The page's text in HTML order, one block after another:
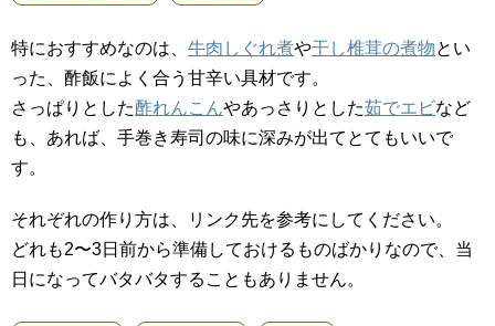
特におすすめなのは、 牛肉しぐれ煮や干し椎茸の煮物とい
った、酢飯によく合う甘辛い具材です。
さっぱりとした酢れんこんやあっさりとした茹でエビなど
も、あれば、手巻き寿司の味に深みが出てとてもいいで
す。
それぞれの作り方は、リンク先を参考にしてください。
どれも2〜3日前から準備しておけるものばかりなので、当
日になってバタバタすることもありません。